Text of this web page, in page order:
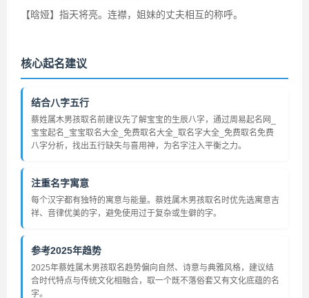
【晗娅】指天将亮。连襟，姐妹的丈夫相互的称呼。
核心起名建议
结合八字五行
蔡姓属木男孩取名前建议先了解宝宝的生辰八字，通过周易起名网_
宝宝起名_宝宝取名大全_免费取名大全_取名字大全_免费取名免费
八字分析，找出五行缺失与喜用神，为名字注入平衡之力。
注重名字寓意
每个汉字都有独特的寓意与能量。蔡姓属木男孩取名时优先选寓意吉
祥、音律优美的字，避免使用过于复杂或生僻的字。
参考2025年趋势
2025年蔡姓属木男孩取名趋势偏向自然、诗意与典雅风格，建议结
合时代特点与传统文化相融合，取一个既不落俗套又有文化底蕴的名
字。